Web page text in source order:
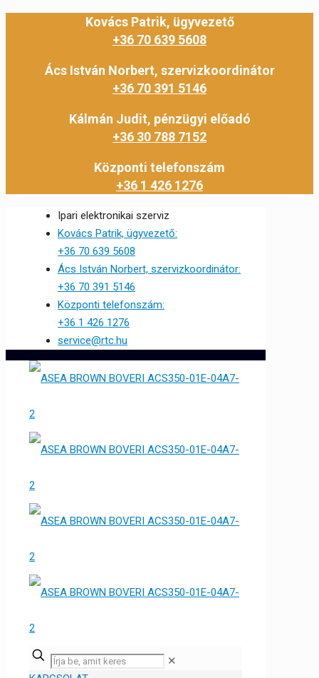
Kovács Patrik, ügyvezető
+36 70 639 5608
Ács István Norbert, szervizkoordinátor
+36 70 391 5146
Kálmán Judit, pénzügyi előadó
+36 30 788 7152
Központi telefonszám
+36 1 426 1276
Ipari elektronikai szerviz
Kovács Patrik, ügyvezető:
+36 70 639 5608
Ács István Norbert, szervizkoordinátor:
+36 70 391 5146
Központi telefonszám:
+36 1 426 1276
service@rtc.hu
✕